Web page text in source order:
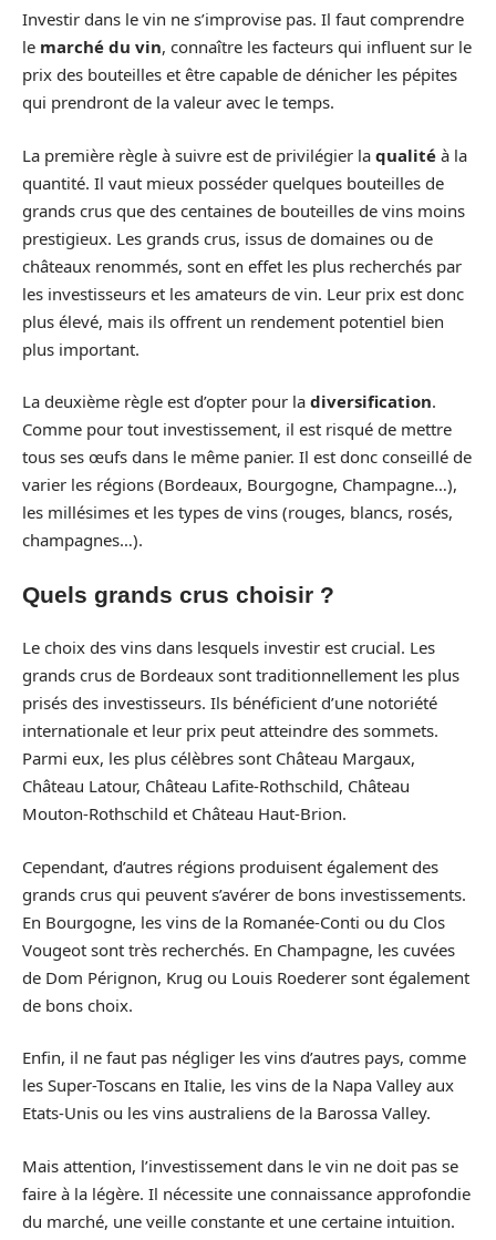
Investir dans le vin ne s’improvise pas. Il faut comprendre
le marché du vin, connaître les facteurs qui influent sur le
prix des bouteilles et être capable de dénicher les pépites
qui prendront de la valeur avec le temps.
La première règle à suivre est de privilégier la qualité à la
quantité. Il vaut mieux posséder quelques bouteilles de
grands crus que des centaines de bouteilles de vins moins
prestigieux. Les grands crus, issus de domaines ou de
châteaux renommés, sont en effet les plus recherchés par
les investisseurs et les amateurs de vin. Leur prix est donc
plus élevé, mais ils offrent un rendement potentiel bien
plus important.
La deuxième règle est d’opter pour la diversification.
Comme pour tout investissement, il est risqué de mettre
tous ses œufs dans le même panier. Il est donc conseillé de
varier les régions (Bordeaux, Bourgogne, Champagne…),
les millésimes et les types de vins (rouges, blancs, rosés,
champagnes…).
Quels grands crus choisir ?
Le choix des vins dans lesquels investir est crucial. Les
grands crus de Bordeaux sont traditionnellement les plus
prisés des investisseurs. Ils bénéficient d’une notoriété
internationale et leur prix peut atteindre des sommets.
Parmi eux, les plus célèbres sont Château Margaux,
Château Latour, Château Lafite-Rothschild, Château
Mouton-Rothschild et Château Haut-Brion.
Cependant, d’autres régions produisent également des
grands crus qui peuvent s’avérer de bons investissements.
En Bourgogne, les vins de la Romanée-Conti ou du Clos
Vougeot sont très recherchés. En Champagne, les cuvées
de Dom Pérignon, Krug ou Louis Roederer sont également
de bons choix.
Enfin, il ne faut pas négliger les vins d’autres pays, comme
les Super-Toscans en Italie, les vins de la Napa Valley aux
Etats-Unis ou les vins australiens de la Barossa Valley.
Mais attention, l’investissement dans le vin ne doit pas se
faire à la légère. Il nécessite une connaissance approfondie
du marché, une veille constante et une certaine intuition.